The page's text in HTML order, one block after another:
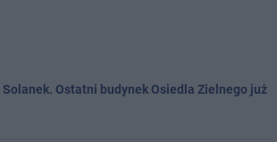
Ostatni budynek Osiedla Zielnego już